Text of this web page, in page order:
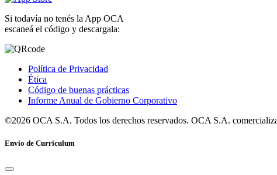
Si todavía no tenés la App OCA
escaneá el código y descargala:
Política de Privacidad
Ética
Código de buenas prácticas
Informe Anual de Gobierno Corporativo
©2026 OCA S.A. Todos los derechos reservados. OCA S.A.
Envío de Curriculum